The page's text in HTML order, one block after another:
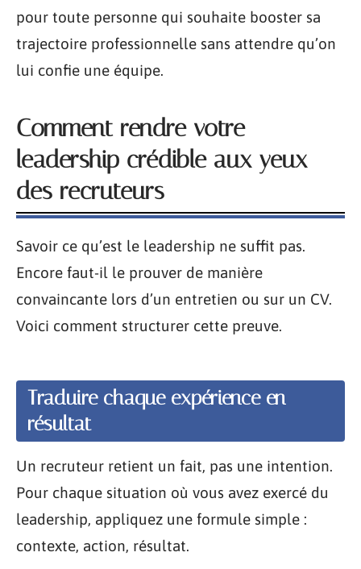
pour toute personne qui souhaite booster sa
trajectoire professionnelle sans attendre qu’on
lui confie une équipe.
Comment rendre votre
leadership crédible aux yeux
des recruteurs
Savoir ce qu’est le leadership ne suffit pas.
Encore faut-il le prouver de manière
convaincante lors d’un entretien ou sur un CV.
Voici comment structurer cette preuve.
Traduire chaque expérience en
résultat
Un recruteur retient un fait, pas une intention.
Pour chaque situation où vous avez exercé du
leadership, appliquez une formule simple :
contexte, action, résultat.